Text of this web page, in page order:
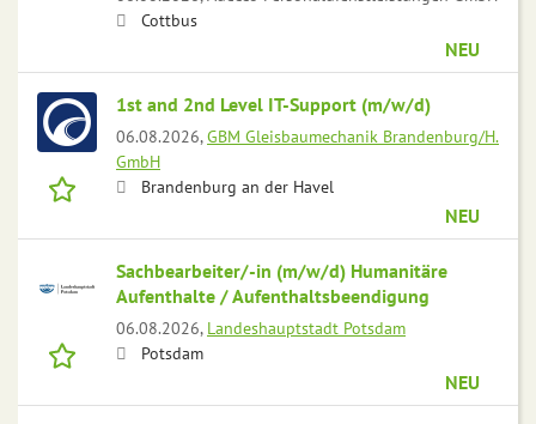
Cottbus
NEU
1st and 2nd Level IT-Support (m/w/d)
06.08.2026,GBM Gleisbaumechanik Brandenburg/H.
GmbH
Brandenburg an der Havel
NEU
Sachbearbeiter/-in (m/w/d) Humanitäre
Aufenthalte / Aufenthaltsbeendigung
06.08.2026, Landeshauptstadt Potsdam
Potsdam
NEU